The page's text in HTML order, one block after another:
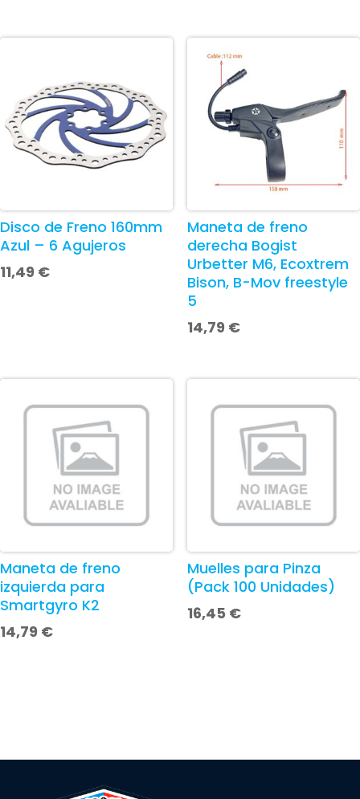
Disco de Freno 160mm
Azul – 6 Agujeros
11,49 €
Maneta de freno
derecha Bogist
Urbetter M6, Ecoxtrem
Bison, B-Mov freestyle
5
14,79 €
Maneta de freno
izquierda para
Smartgyro K2
14,79 €
Muelles para Pinza
(Pack 100 Unidades)
16,45 €